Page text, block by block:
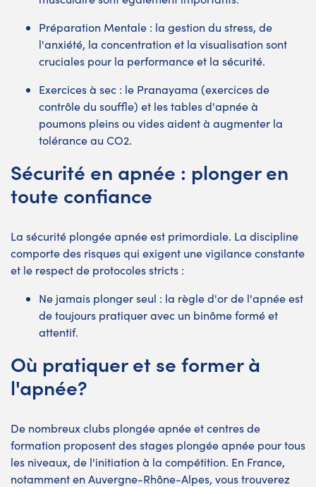
Préparation Mentale : la gestion du stress, de
l'anxiété, la concentration et la visualisation sont
cruciales pour la performance et la sécurité.
Exercices à sec : le Pranayama (exercices de
contrôle du souffle) et les tables d'apnée à
poumons pleins ou vides aident à augmenter la
tolérance au CO2.
Sécurité en apnée : plonger en
toute confiance
La sécurité plongée apnée est primordiale. La discipline
comporte des risques qui exigent une vigilance constante
et le respect de protocoles stricts :
Ne jamais plonger seul : la règle d'or de l'apnée est
de toujours pratiquer avec un binôme formé et
attentif.
Où pratiquer et se former à
l'apnée?
De nombreux clubs plongée apnée et centres de
formation proposent des stages plongée apnée pour tous
les niveaux, de l'initiation à la compétition. En France,
notamment en Auvergne-Rhône-Alpes, vous trouverez